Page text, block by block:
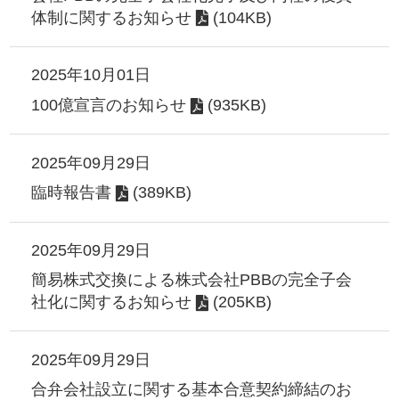
体制に関するお知らせ
(104KB)
2025年10月01日
100億宣言のお知らせ
(935KB)
2025年09月29日
臨時報告書
(389KB)
2025年09月29日
簡易株式交換による株式会社PBBの完全子会
社化に関するお知らせ
(205KB)
2025年09月29日
合弁会社設立に関する基本合意契約締結のお